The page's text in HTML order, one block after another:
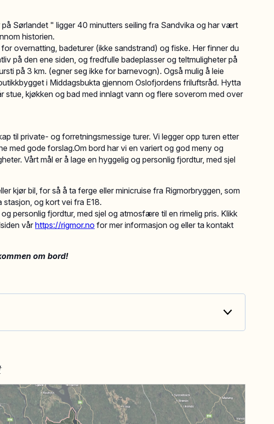
Sørlandet " ligger 40 minutters seiling fra Sandvika og har vært
historien.
overnatting, badeturer (ikke sandstrand) og fiske. Her finner du
på den ene siden, og fredfulle badeplasser og teltmuligheter på
på 3 km. (egner seg ikke for barnevogn). Også mulig å leie
i Middagsbukta gjennom Oslofjordens friluftsråd. Hytta
stue, kjøkken og bad med innlagt vann og flere soverom med over
til private- og forretningsmessige turer. Vi legger opp turen etter
med gode forslag.Om bord har vi en variert og god meny og
Vårt mål er å lage en hyggelig og personlig fjordtur, med sjel
kjør bil, for så å ta ferge eller minicruise fra Rigmorbryggen, som
og kort vei fra E18.
personlig fjordtur, med sjel og atmosfære til en rimelig pris. Klikk
vår https://rigmor.no for mer informasjon og eller ta kontakt
om bord!